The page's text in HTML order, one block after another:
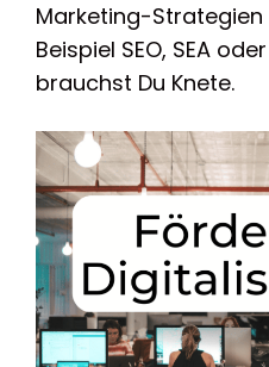
Marketing-
Beispiel SEO, SEA
brauchst Du Knete.